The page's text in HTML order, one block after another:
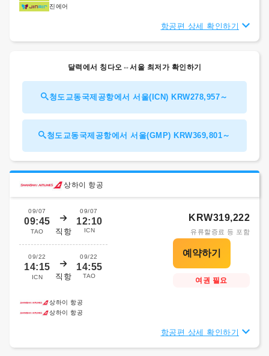
진에어
항공편 상세 확인하기
달력에서 칭다오⇔서울 최저가 확인하기
청도교동국제공항에서 서울(ICN) KRW278,957～
청도교동국제공항에서 서울(GMP) KRW369,801～
상하이 항공
09/07
09:45
TAO 직항
09/07
12:10
ICN
09/22
14:15
ICN 직항
09/22
14:55
TAO
KRW319,222
유류할증료 등 포함
여권 필요
상하이 항공
상하이 항공
항공편 상세 확인하기